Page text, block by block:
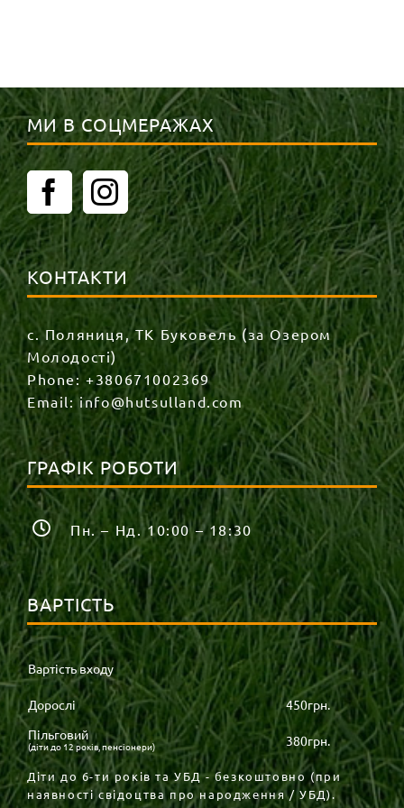
МИ В СОЦМЕРАЖАХ
КОНТАКТИ
с. Поляниця, ТК Буковель (за Озером
Молодості)
Phone:+380671002369
Email:info@hutsulland.com
ГРАФІК РОБОТИ
Пн. – Нд. 10:00 – 18:30
ВАРТІСТЬ
Вартість входу
Дорослі
450грн.
Пільговий
(діти до 12 років, пенсіонери) 380грн.
Діти до 6-ти років та УБД - безкоштовно (при
наявності свідоцтва про народження / УБД).